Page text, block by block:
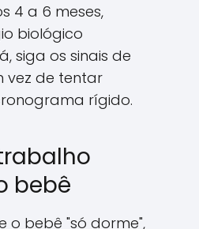
4 a 6 meses,
biológico
siga os sinais de
vez de tentar
rígido.
bebê
o bebê "só dorme",